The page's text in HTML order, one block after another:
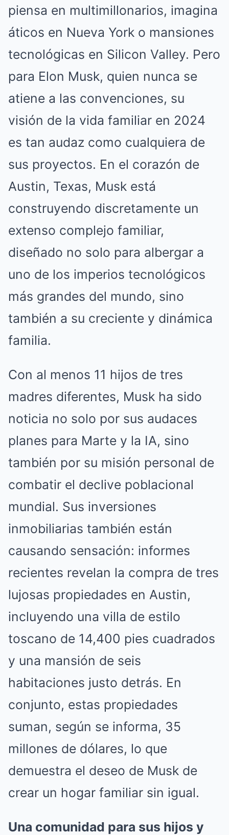
piensa en multimillonarios, imagina
áticos en Nueva York o mansiones
tecnológicas en Silicon Valley. Pero
para Elon Musk, quien nunca se
atiene a las convenciones, su
visión de la vida familiar en 2024
es tan audaz como cualquiera de
sus proyectos. En el corazón de
Austin, Texas, Musk está
construyendo discretamente un
extenso complejo familiar,
diseñado no solo para albergar a
uno de los imperios tecnológicos
más grandes del mundo, sino
también a su creciente y dinámica
familia.
Con al menos 11 hijos de tres
madres diferentes, Musk ha sido
noticia no solo por sus audaces
planes para Marte y la IA, sino
también por su misión personal de
combatir el declive poblacional
mundial. Sus inversiones
inmobiliarias también están
causando sensación: informes
recientes revelan la compra de tres
lujosas propiedades en Austin,
incluyendo una villa de estilo
toscano de 14,400 pies cuadrados
y una mansión de seis
habitaciones justo detrás. En
conjunto, estas propiedades
suman, según se informa, 35
millones de dólares, lo que
demuestra el deseo de Musk de
crear un hogar familiar sin igual.
Una comunidad para sus hijos y